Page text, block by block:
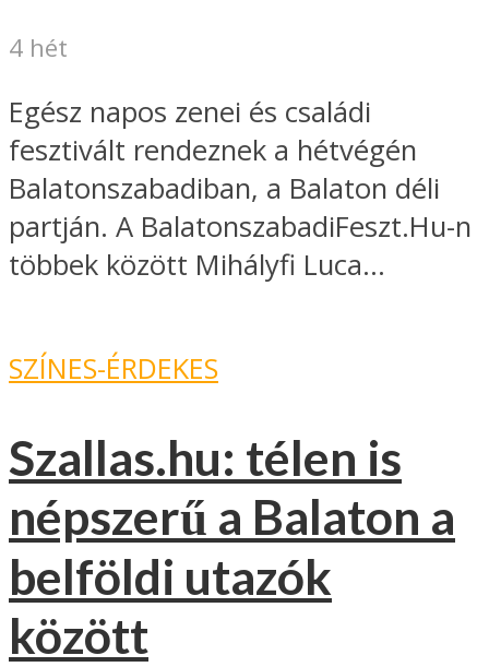
4 hét
Egész napos zenei és családi
fesztivált rendeznek a hétvégén
Balatonszabadiban, a Balaton déli
partján. A BalatonszabadiFeszt.Hu-n
többek között Mihályfi Luca...
SZÍNES-ÉRDEKES
Szallas.hu: télen is
népszerű a Balaton a
belföldi utazók
között